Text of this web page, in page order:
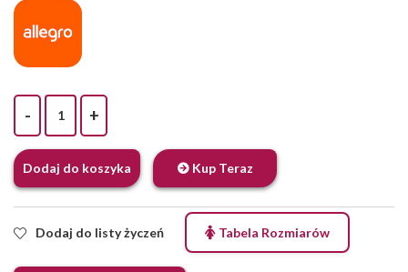
Płaszcz narzuta Futro z Kapturem - Zimowa UNI quantity
Dodaj do koszyka Kup Teraz
Dodaj do listy życzeń Tabela Rozmiarów